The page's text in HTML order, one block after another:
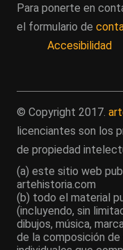
Para ponerte en
el formulario de
Accesibilidad
© Copyright 2017.
licenciantes son los
de propiedad
(a) este sitio web
artehistoria.com
(b) todo el material
(incluyendo, sin
dibujos, música,
de la composición de